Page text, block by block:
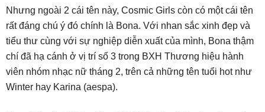
Nhưng ngoài 2 cái tên này, Cosmic Girls còn có một cái tên
rất đáng chú ý đó chính là Bona. Với nhan sắc xinh đẹp và
tiểu thư cùng với sự nghiệp diễn xuất của mình, Bona thậm
chí đã hạ cánh ở vị trí số 3 trong BXH Thương hiệu hành
viên nhóm nhạc nữ tháng 2, trên cả những tên tuổi hot như
Winter hay Karina (aespa).